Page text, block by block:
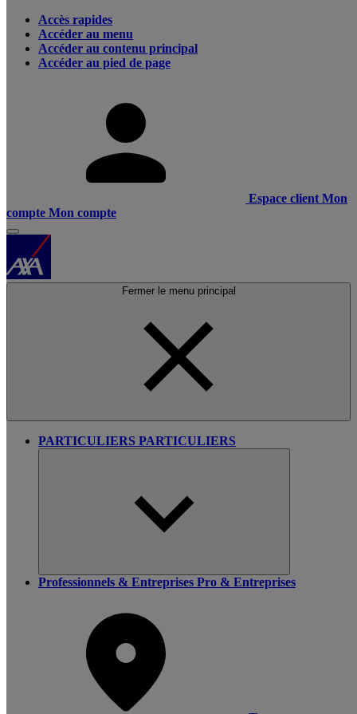
Accès rapides
Accéder au menu
Accéder au contenu principal
Accéder au pied de page
Espace client Mon
compte Mon compte
Fermer le menu principal
PARTICULIERS PARTICULIERS
Professionnels & Entreprises Pro & Entreprises